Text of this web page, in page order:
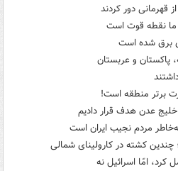
قهرمانی دور کردند
ما نقطه قوت است
برق شده است
پاکستان و عربستان
برتر منطقه است!
عدن هدف قرار دادیم
مردم نجیب ایران است
چندین کشته در کارولینای شمالی
امّا اسرائیل نه